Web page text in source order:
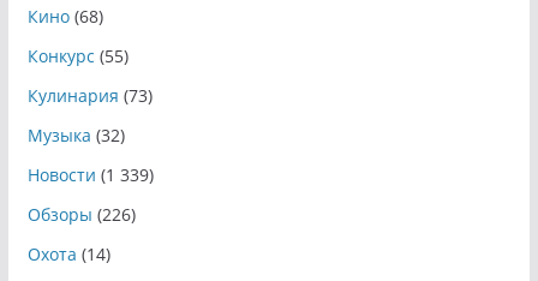
Кино(68)
Конкурс (55)
Кулинария (73)
Музыка (32)
Новости (1 339)
Обзоры (226)
Охота (14)